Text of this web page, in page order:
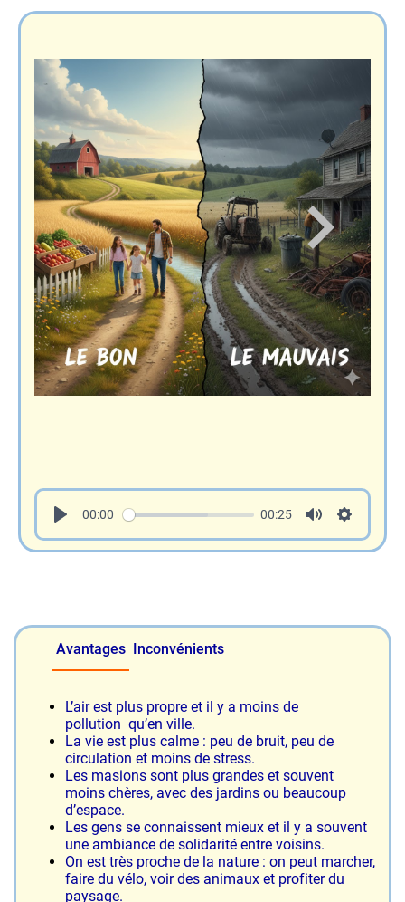
00:00 00:25
Avantages Inconvénients
L’air est plus propre et il y a moins de
pollution qu’en ville.
La vie est plus calme : peu de bruit, peu de
circulation et moins de stress.
Les masions sont plus grandes et souvent
moins chères, avec des jardins ou beaucoup
d’espace.
Les gens se connaissent mieux et il y a souvent
une ambiance de solidarité entre voisins.
On est très proche de la nature : on peut marcher,
faire du vélo, voir des animaux et profiter du
paysage.